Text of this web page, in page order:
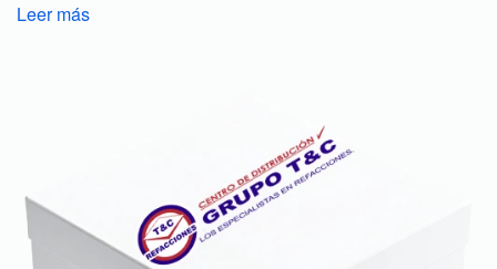
Leer más